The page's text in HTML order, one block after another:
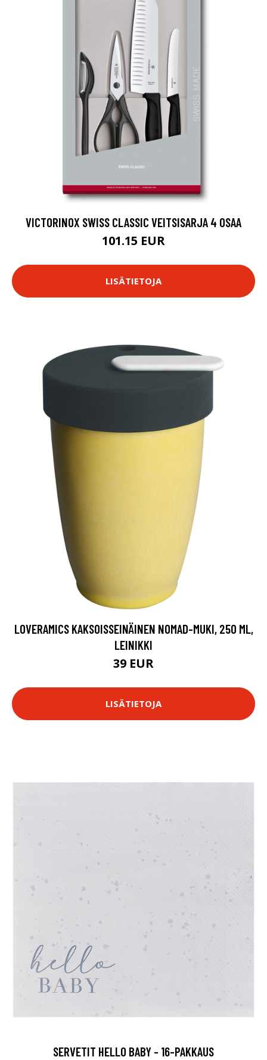
VICTORINOX SWISS CLASSIC VEITSISARJA 4 OSAA
101.15 EUR
LISÄTIETOJA
LOVERAMICS KAKSOISSEINÄINEN NOMAD-MUKI, 250 ML,
LEINIKKI
39 EUR
LISÄTIETOJA
SERVETIT HELLO BABY - 16-PAKKAUS